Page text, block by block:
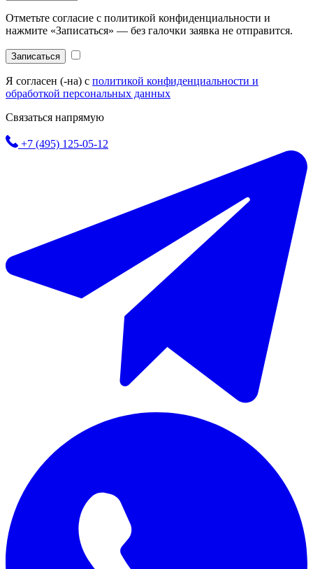
Отметьте согласие с политикой конфиденциальности и
нажмите «Записаться» — без галочки заявка не отправится.
Записаться
Я согласен (-на) с политикой конфиденциальности и
обработкой персональных данных
Связаться напрямую
+7 (495) 125-05-12